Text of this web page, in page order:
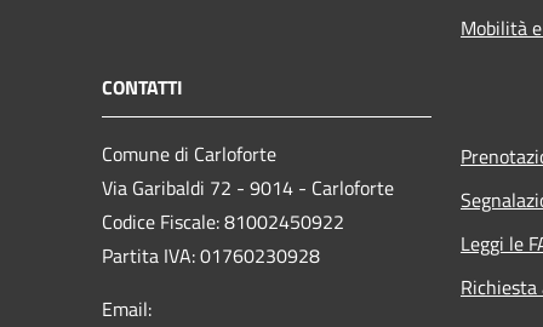
Mobilità
CONTATTI
Comune di Carloforte
Via Garibaldi 72 - 9014 - Carloforte
Codice Fiscale: 81002450922
Partita IVA: 01760230928
Email:
Leggi le